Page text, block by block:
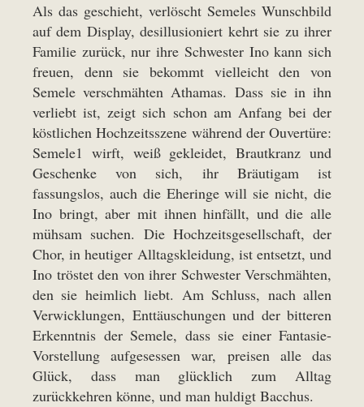
Als das geschieht, verlöscht Semeles Wunschbild
auf dem Display, desillusioniert kehrt sie zu ihrer
Familie zurück, nur ihre Schwester Ino kann sich
freuen, denn sie bekommt vielleicht den von
Semele verschmähten Athamas. Dass sie in ihn
verliebt ist, zeigt sich schon am Anfang bei der
köstlichen Hochzeitsszene während der Ouvertüre:
Semele1 wirft, weiß gekleidet, Brautkranz und
Geschenke von sich, ihr Bräutigam ist
fassungslos, auch die Eheringe will sie nicht, die
Ino bringt, aber mit ihnen hinfällt, und die alle
mühsam suchen. Die Hochzeitsgesellschaft, der
Chor, in heutiger Alltagskleidung, ist entsetzt, und
Ino tröstet den von ihrer Schwester Verschmähten,
den sie heimlich liebt. Am Schluss, nach allen
Verwicklungen, Enttäuschungen und der bitteren
Erkenntnis der Semele, dass sie einer Fantasie-
Vorstellung aufgesessen war, preisen alle das
Glück, dass man glücklich zum Alltag
zurückkehren könne, und man huldigt Bacchus.